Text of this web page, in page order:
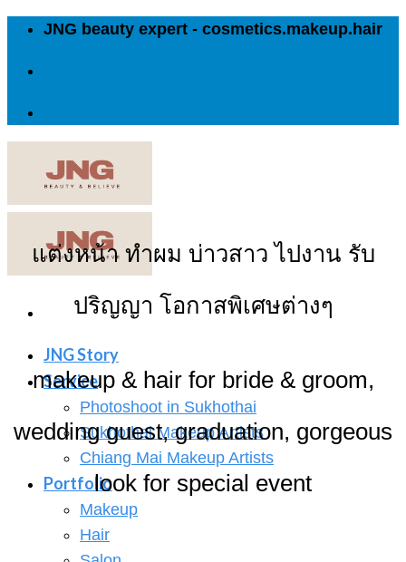
Skip
content
JNG beauty expert - cosmetics.makeup.hair
JNG Story
Service
Photoshoot in Sukhothai
Sukhothai Makeup Artists
Chiang Mai Makeup Artists
Portfolio
Makeup
Hair
แต่งหน้า ทำผม บ่าวสาว ไปงาน รับ
ปริญญา โอกาสพิเศษต่างๆ
makeup & hair for bride & groom,
wedding guest, graduation, gorgeous
look for special event